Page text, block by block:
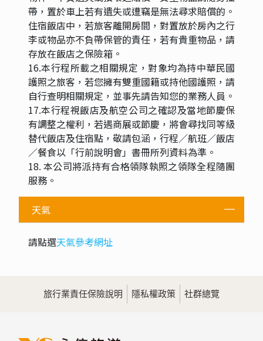
帶，置於車上若有遺失或遭竊是無法尋求賠償的。
住宿飯店中，若旅客離開房間，對置放於房內之行
李或物品亦不負帶保管的責任，若有貴重物品，請
存放在飯店之保險箱。
16.本行程所載之相關規定，對象均為持中華民國
護照之旅客，若您擁有雙重國籍或持他國護照，請
自行查明相關規定，並事先請告知您的業務人員。
17.本行程視飯店及航空公司之確認及當地節慶保
有調整之權利，若遇商展或節慶，將會尋找同等級
替代飯店及住宿點，敬請包涵，行程／航班／飯店
／餐食以「行前說明會」書冊所列資料為準。
18. 本公司將派持有合格領隊執照之領隊全程隨團
服務。
天氣
請點選天氣參考網址
旅行業責任保險說明 隱私權政策 社群總覽